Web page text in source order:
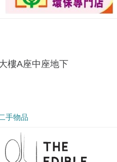
樓A座中座地下
手物品